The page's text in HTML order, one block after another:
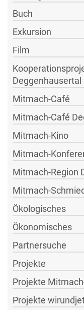
Buch
Exkursion
Film
Deggenhausertal
Mitmach-Café
Mitmach-Café
Mitmach-Kino
Mitmach-
Mitmach-Region
Mitmach-
Ökologisches
Ökonomisches
Partnersuche
Projekte
Projekte
Projekte